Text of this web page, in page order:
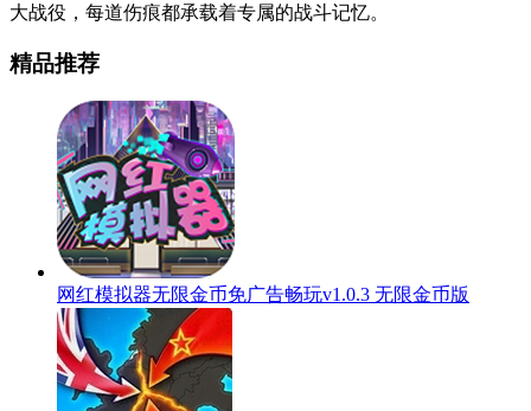
大战役，每道伤痕都承载着专属的战斗记忆。
精品推荐
网红模拟器无限金币免广告畅玩v1.0.3 无限金币版